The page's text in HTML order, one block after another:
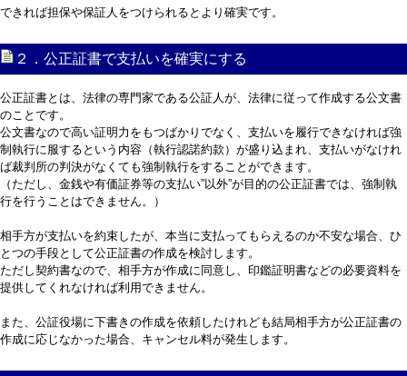
できれば担保や保証人をつけられるとより確実です。
２．公正証書で支払いを確実にする
公正証書とは、法律の専門家である公証人が、法律に従って作成する公文書
のことです。
公文書なので高い証明力をもつばかりでなく、支払いを履行できなければ強
制執行に服するという内容（執行認諾約款）が盛り込まれ、支払いがなけれ
ば裁判所の判決がなくても強制執行をすることができます。
（ただし、金銭や有価証券等の支払い”以外”が目的の公正証書では、強制執
行を行うことはできません。）
相手方が支払いを約束したが、本当に支払ってもらえるのか不安な場合、ひ
とつの手段として公正証書の作成を検討します。
ただし契約書なので、相手方が作成に同意し、印鑑証明書などの必要資料を
提供してくれなければ利用できません。
また、公証役場に下書きの作成を依頼したけれども結局相手方が公正証書の
作成に応じなかった場合、キャンセル料が発生します。